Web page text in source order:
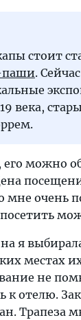
стоит
паши.
века,
его можно
мне очень
я
местах
не
к отелю.
Трапеза